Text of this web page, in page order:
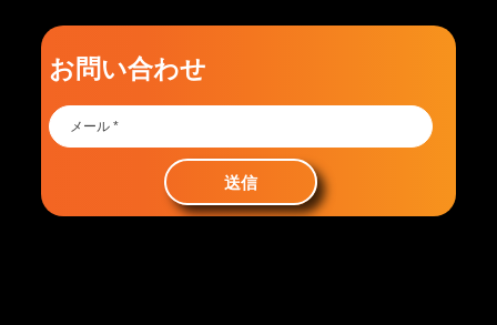
お問い合わせ
送信